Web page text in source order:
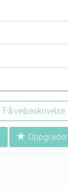
Få veibeskrivelse
Oppgrader